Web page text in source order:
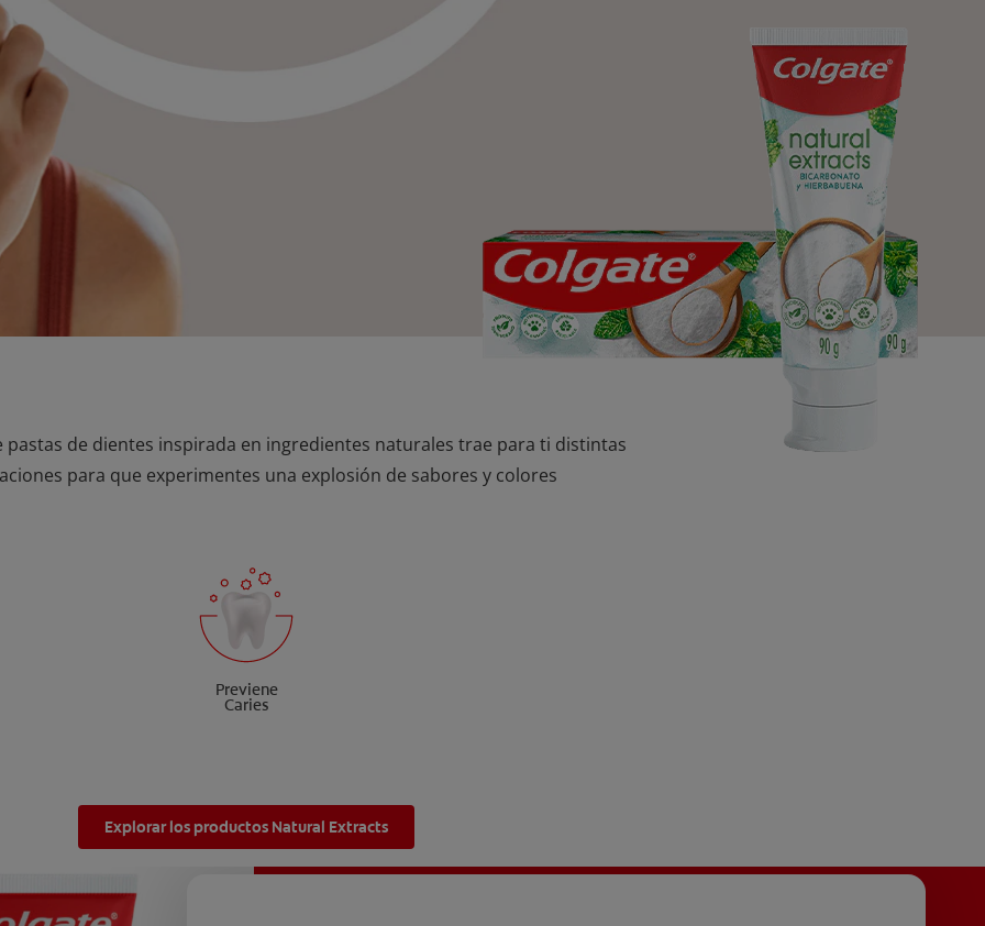
pastas de dientes inspirada en ingredientes naturales trae para ti distintas
para que experimentes una explosión de sabores y colores
Previene
Caries
Explorar los productos Natural Extracts